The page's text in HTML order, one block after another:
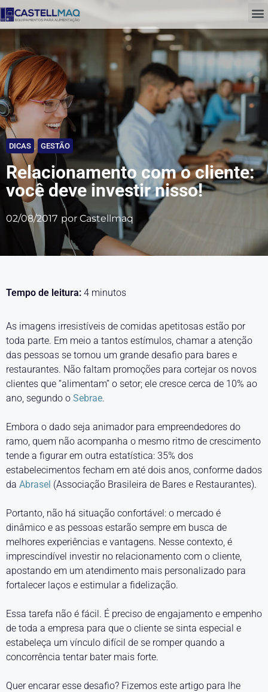
DICAS , GESTÃO
Relacionamento com o cliente:
você deve investir nisso!
02/08/2017 por Castellmaq
Tempo de leitura: 4 minutos
As imagens irresistíveis de comidas apetitosas estão por
toda parte. Em meio a tantos estímulos, chamar a atenção
das pessoas se tornou um grande desafio para bares e
restaurantes. Não faltam promoções para cortejar os novos
clientes que “alimentam” o setor; ele cresce cerca de 10% ao
ano, segundo o Sebrae.
Embora o dado seja animador para empreendedores do
ramo, quem não acompanha o mesmo ritmo de crescimento
tende a figurar em outra estatística: 35% dos
estabelecimentos fecham em até dois anos, conforme dados
da Abrasel (Associação Brasileira de Bares e Restaurantes).
Portanto, não há situação confortável: o mercado é
dinâmico e as pessoas estarão sempre em busca de
melhores experiências e vantagens. Nesse contexto, é
imprescindível investir no relacionamento com o cliente,
apostando em um atendimento mais personalizado para
fortalecer laços e estimular a fidelização.
Essa tarefa não é fácil. É preciso de engajamento e empenho
de toda a empresa para que o cliente se sinta especial e
estabeleça um vínculo difícil de se romper quando a
concorrência tentar bater mais forte.
Quer encarar esse desafio? Fizemos este artigo para lhe